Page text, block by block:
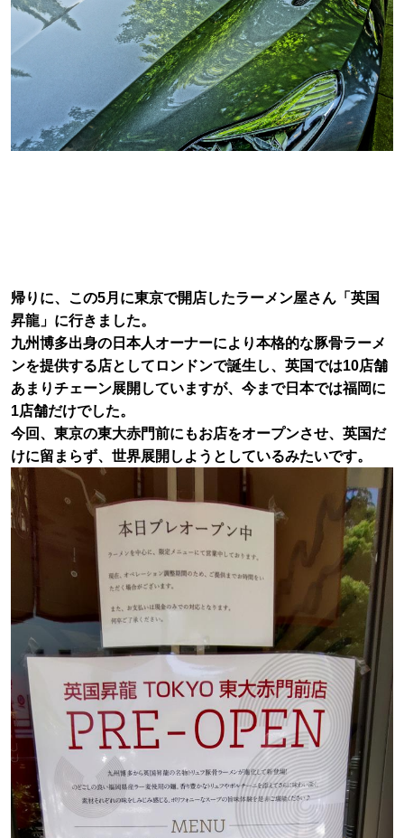
帰りに、この5月に東京で開店したラーメン屋さん「英国
昇龍」に行きました。
九州博多出身の日本人オーナーにより本格的な豚骨ラーメ
ンを提供する店としてロンドンで誕生し、英国では10店舗
あまりチェーン展開していますが、今まで日本では福岡に
1店舗だけでした。
今回、東京の東大赤門前にもお店をオープンさせ、英国だ
けに留まらず、世界展開しようとしているみたいです。